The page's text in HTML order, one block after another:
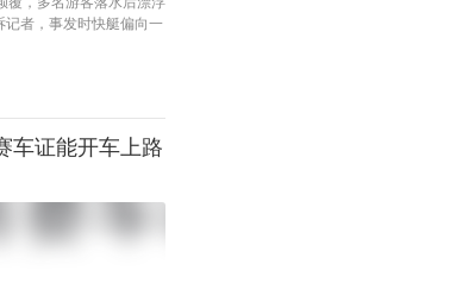
者，事发时快艇偏向一
车证能开车上路